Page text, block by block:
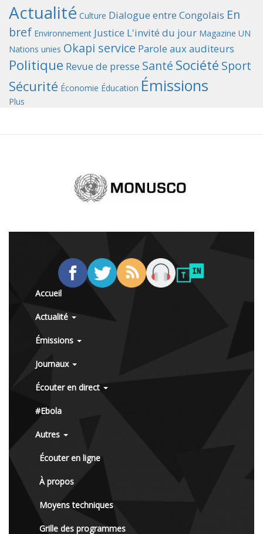
Actualité Culture Dialogue entre Congolais En
bref Environnement Justice L'invité du jour Magazine UN
Nations unies Okapi service Parole aux auditeurs
Politique Revue de presse Santé Société Sport
Sécurité Économie Éducation Émissions
Plus
Accueil
Actualité
Émissions
Journaux
Écouter en direct
#Ebola
Autres
Écouter en ligne
À propos
Moyens techniques
Grille des programmes